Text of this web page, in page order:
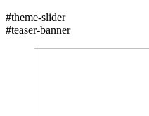
#theme-slider
#teaser-banner